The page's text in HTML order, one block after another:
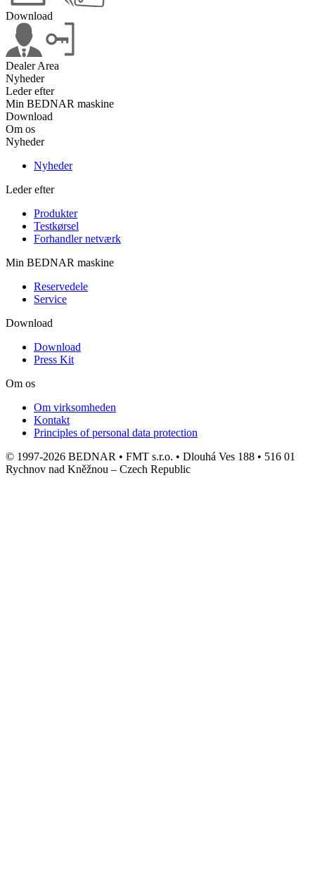
Download
Dealer Area
Nyheder
Leder efter
Min BEDNAR maskine
Download
Om os
Nyheder
Nyheder
Leder efter
Produkter
Testkørsel
Forhandler netværk
Min BEDNAR maskine
Reservedele
Service
Download
Download
Press Kit
Om os
Om virksomheden
Kontakt
Principles of personal data protection
© 1997-2026 BEDNAR • FMT s.r.o. • Dlouhá Ves 188 • 516 01
Rychnov nad Kněžnou – Czech Republic